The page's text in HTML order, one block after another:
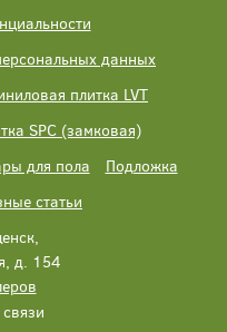
данных
плитка LVT
SPC (замковая)
для пола
Подложка
статьи
д. 154